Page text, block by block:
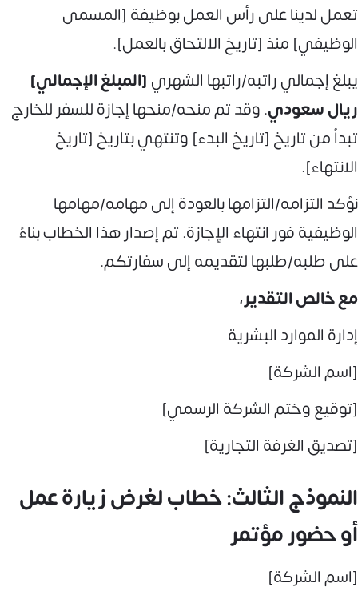
تعمل لدينا على رأس العمل بوظيفة [المسمى
الوظيفي] منذ [تاريخ الالتحاق بالعمل].
يبلغ إجمالي راتبه/راتبها الشهري [المبلغ الإجمالي]
ريال سعودي. وقد تم منحه/منحها إجازة للسفر للخارج
تبدأ من تاريخ [تاريخ البدء] وتنتهي بتاريخ [تاريخ
الانتهاء].
نؤكد التزامه/التزامها بالعودة إلى مهامه/مهامها
الوظيفية فور انتهاء الإجازة. تم إصدار هذا الخطاب بناءً
على طلبه/طلبها لتقديمه إلى سفارتكم.
مع خالص التقدير،
إدارة الموارد البشرية
[اسم الشركة]
[توقيع وختم الشركة الرسمي]
[تصديق الغرفة التجارية]
النموذج الثالث: خطاب لغرض زيارة عمل
أو حضور مؤتمر
[اسم الشركة]